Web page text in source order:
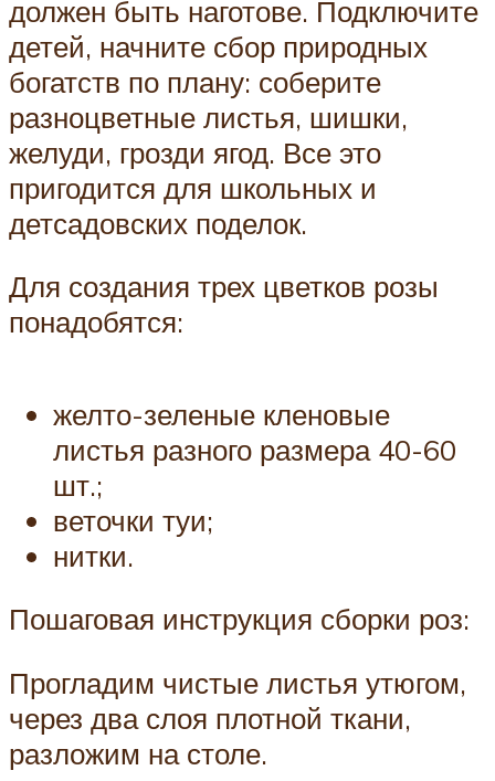
должен быть наготове. Подключите
детей, начните сбор природных
богатств по плану: соберите
разноцветные листья, шишки,
желуди, грозди ягод. Все это
пригодится для школьных и
детсадовских поделок.
Для создания трех цветков розы
понадобятся:
желто-зеленые кленовые
листья разного размера 40-60
шт.;
веточки туи;
нитки.
Пошаговая инструкция сборки роз:
Прогладим чистые листья утюгом,
через два слоя плотной ткани,
разложим на столе.